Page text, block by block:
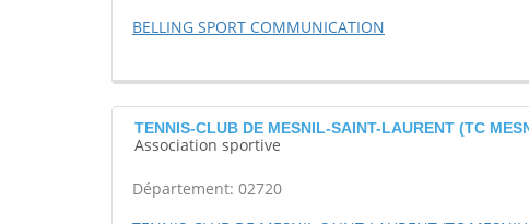
BELLING SPORT COMMUNICATION
TENNIS-CLUB DE MESNIL-SAINT-LAURENT (TC
Association sportive
Département: 02720